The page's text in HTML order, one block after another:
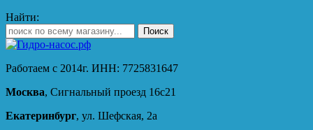
Найти:
Работаем с 2014г. ИНН: 7725831647
Москва, Сигнальный проезд 16с21
Екатеринбург, ул. Шефская, 2а